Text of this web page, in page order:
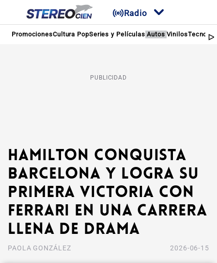
Radio
PromocionesCultura PopSeries y Películas Autos Vinilos
PUBLICIDAD
Hamilton conquista
Barcelona y logra su
primera victoria con
Ferrari en una carrera
llena de drama
PAOLA GONZÁLEZ 2026-06-15